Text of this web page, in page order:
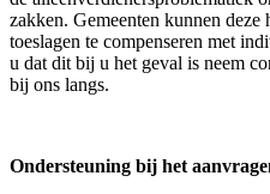
zakken. Gemeenten kunnen deze
toeslagen te compenseren met
u dat dit bij u het geval is neem
bij ons langs.
Ondersteuning bij het